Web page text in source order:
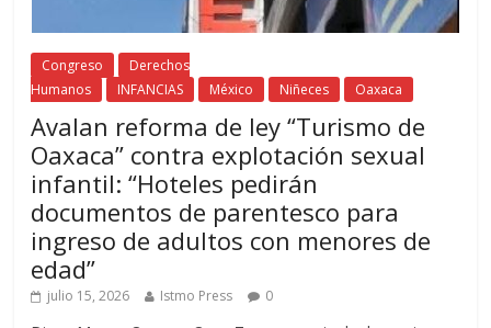
Congreso
Derechos
Humanos
INFANCIAS México Niñeces Oaxaca
Avalan reforma de ley “Turismo de
Oaxaca” contra explotación sexual
infantil: “Hoteles pedirán
documentos de parentesco para
ingreso de adultos con menores de
edad”
julio 15, 2026 Istmo Press 0